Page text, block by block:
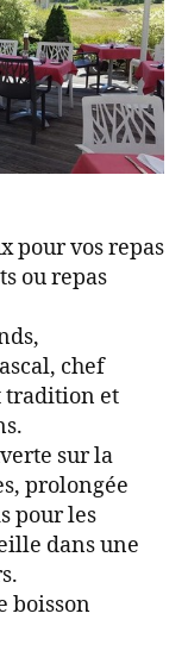
pour vos repas
ou repas
chef
tradition et
sur la
prolongée
pour les
dans une
boisson